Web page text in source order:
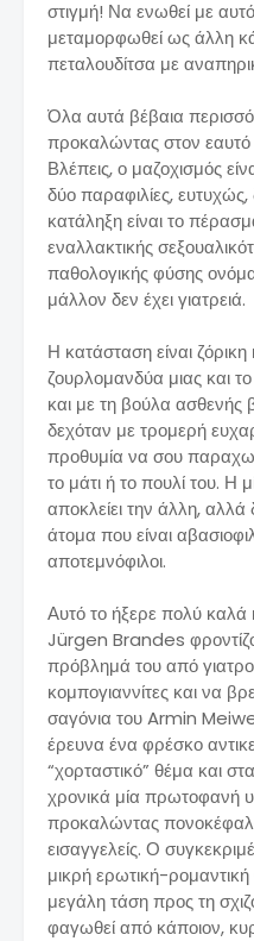
στιγμή! Να ενωθεί με
μεταμορφωθεί ως άλλη
πεταλουδίτσα με
Όλα αυτά βέβαια
προκαλώντας στον
Βλέπεις, ο μαζοχισμός
δύο παραφιλίες,
κατάληξη είναι το
εναλλακτικής
παθολογικής φύσης
μάλλον δεν έχει γιατρειά.
Η κατάσταση είναι ζόρικη
ζουρλομανδύα μιας και
και με τη βούλα
δεχόταν με τρομερή
προθυμία να σου
το μάτι ή το πουλί του. Η
αποκλείει την άλλη, αλλά
άτομα που είναι
αποτεμνόφιλοι.
Αυτό το ήξερε πολύ
Jürgen Brandes
πρόβλημά του από
κομπογιαννίτες και να
σαγόνια του Armin
έρευνα ένα φρέσκο
“χορταστικό” θέμα και
χρονικά μία πρωτοφανή
προκαλώντας
εισαγγελείς. Ο
μικρή ερωτική-
μεγάλη τάση προς τη
φαγωθεί από κάποιον,